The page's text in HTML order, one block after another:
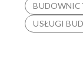
USŁUGI